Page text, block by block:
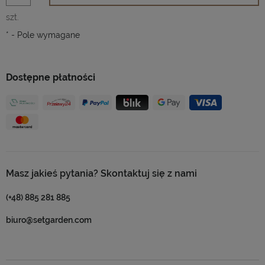
Dostępne płatności
Masz jakieś pytania? Skontaktuj się z nami
(+48) 885 281 885
biuro@setgarden.com
szt.
* - Pole wymagane